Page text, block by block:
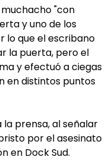
"con
y uno de los
lo que el escribano
la puerta, pero el
y efectuó a ciegas
en distintos puntos
la prensa, al señalar
por el asesinato
en Dock Sud.